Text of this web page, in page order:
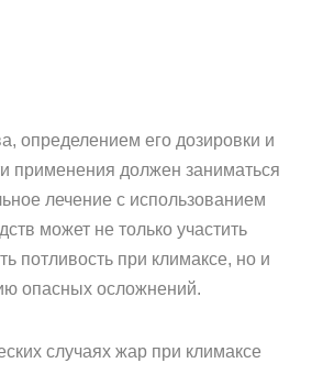
определением его дозировки и
применения должен заниматься
лечение с использованием
может не только участить
потливость при климаксе, но и
опасных осложнений.
случаях жар при климаксе